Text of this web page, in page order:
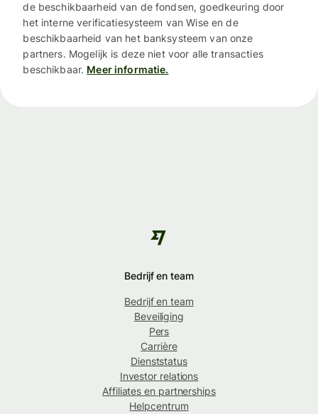
de beschikbaarheid van de fondsen, goedkeuring door
het interne verificatiesysteem van Wise en de
beschikbaarheid van het banksysteem van onze
partners. Mogelijk is deze niet voor alle transacties
beschikbaar. Meer informatie.
Bedrijf en team
Bedrijf en team
Beveiliging
Pers
Carrière
Dienststatus
Investor relations
Affiliates en partnerships
Helpcentrum